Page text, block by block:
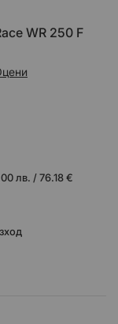
WR 250 F
лв. / 76.18 €